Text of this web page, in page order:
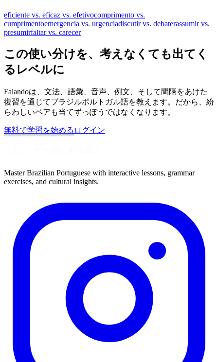
eficiente vs. eficaz vs. efetivocomprimento vs.
cumprimentoemergencia vs. urgenciadiscutir vs. debaterassumir vs.
presumirfaltar vs. carecer
この使い分けを、考えなくても出てく
るレベルに
Falandoは、文法、語彙、音声、例文、そして間隔をあけた
復習を通じてブラジルポルトガル語を教えます。だから、紛
らわしいペアも当てずっぽうではなくなります。
無料で学習を始める ログイン
Master Brazilian Portuguese with interactive lessons, grammar
exercises, and cultural insights.